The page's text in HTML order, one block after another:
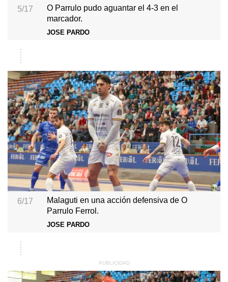
5/17
O Parrulo pudo aguantar el 4-3 en el
marcador.
JOSE PARDO
6/17
Malaguti en una acción defensiva de O
Parrulo Ferrol.
JOSE PARDO